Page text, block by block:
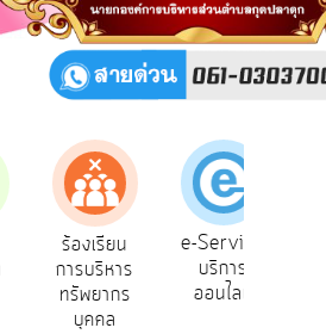
ร้องเรียน
การบริหาร
ทรัพยากร
บุคคล
e-Service
บริการ
ออนไลน์